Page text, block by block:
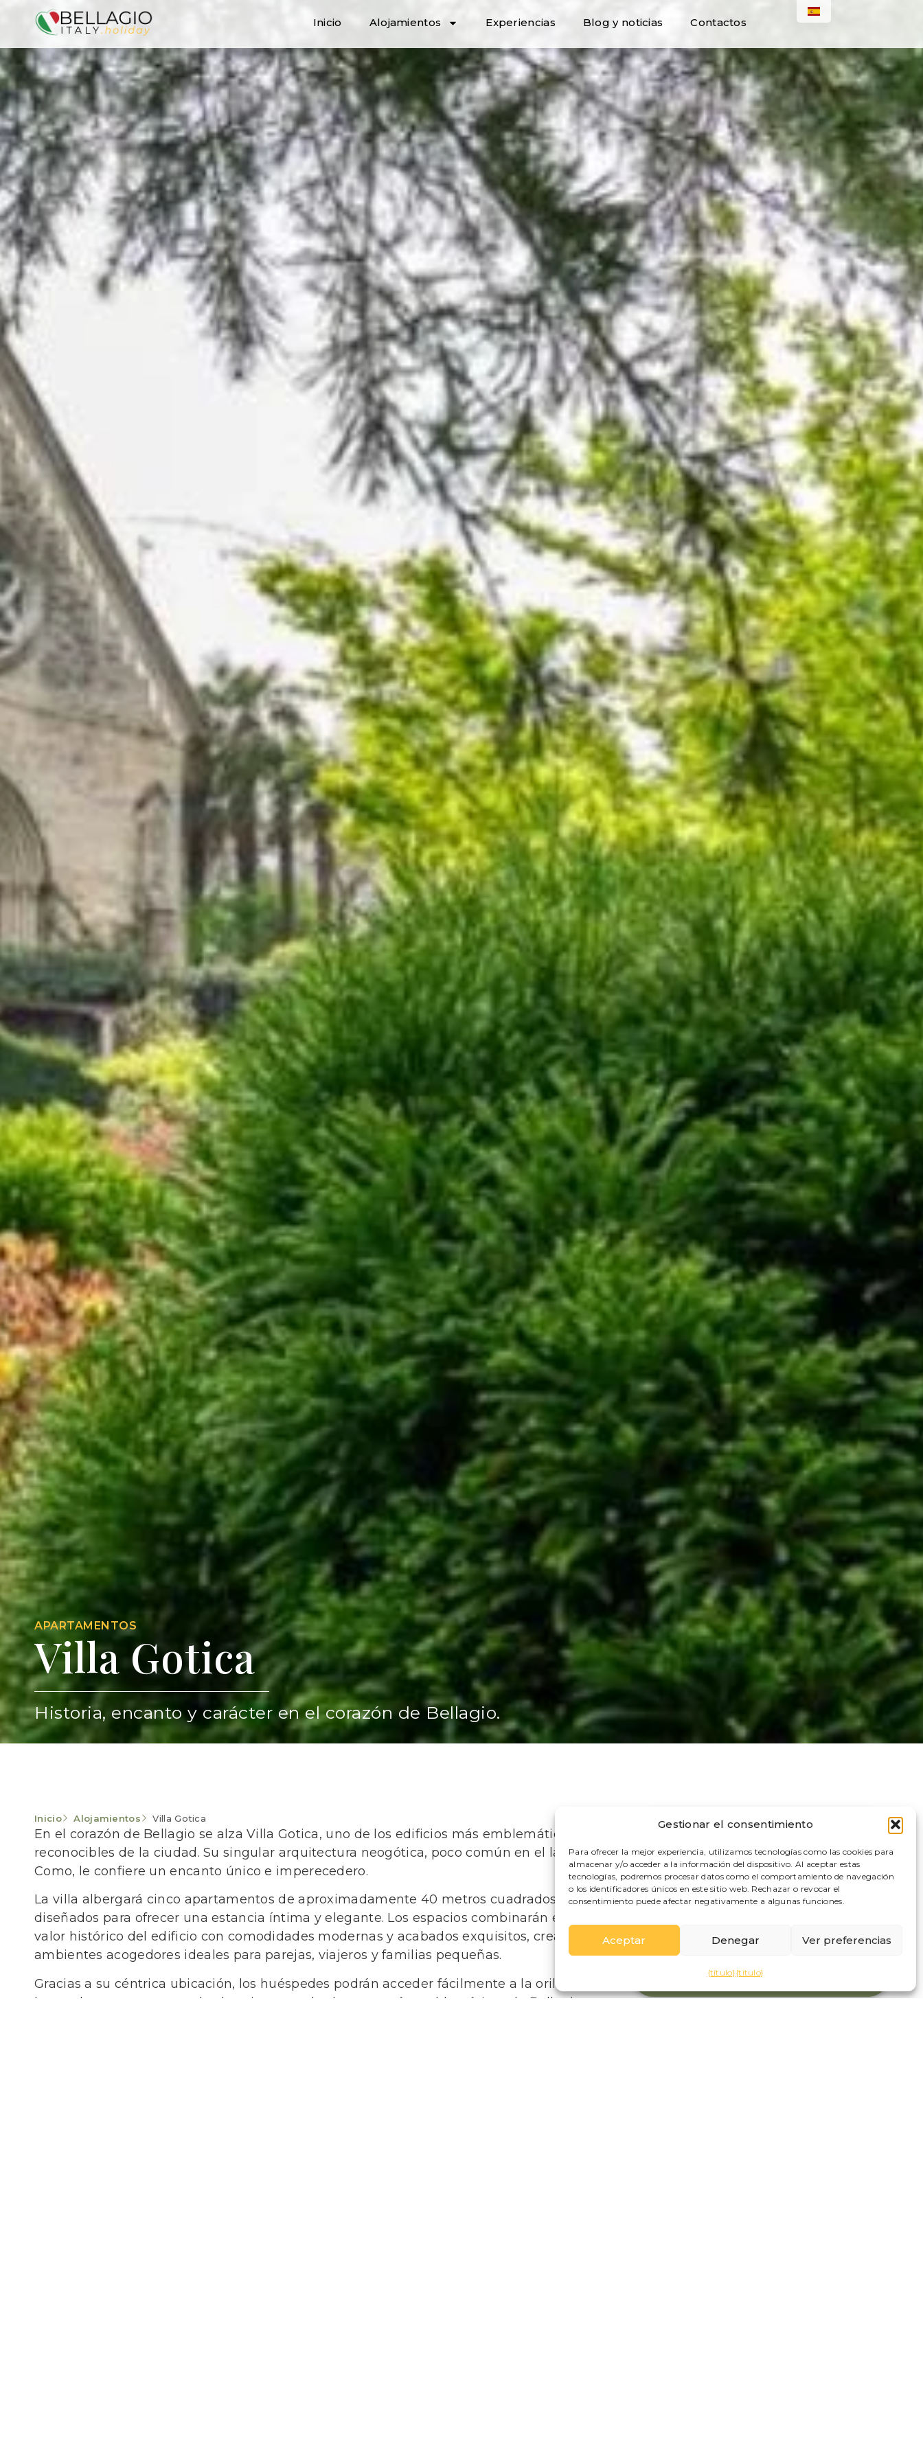
Gestionar el consentimiento
Para ofrecer la mejor experiencia, utilizamos tecnologías como las cookies para
almacenar y/o acceder a la información del dispositivo. Al aceptar estas
tecnologías, podremos procesar datos como el comportamiento de navegación
o los identificadores únicos en este sitio web. Rechazar o revocar el
consentimiento puede afectar negativamente a algunas funciones.
Aceptar Denegar Ver preferencias
{título}{título}
Inicio Alojamientos Experiencias Blog y noticias Contactos
APARTAMENTOS
Villa Gotica
Historia, encanto y carácter en el corazón de Bellagio.
Inicio Alojamientos Villa Gotica
En el corazón de Bellagio se alza Villa Gotica, uno de los edificios más emblemáticos y
reconocibles de la ciudad. Su singular arquitectura neogótica, poco común en el lago de
Como, le confiere un encanto único e imperecedero.
La villa albergará cinco apartamentos de aproximadamente 40 metros cuadrados,
diseñados para ofrecer una estancia íntima y elegante. Los espacios combinarán el
valor histórico del edificio con comodidades modernas y acabados exquisitos, creando
ambientes acogedores ideales para parejas, viajeros y familias pequeñas.
Gracias a su céntrica ubicación, los huéspedes podrán acceder fácilmente a la orilla del
lago, a los restaurantes, a las boutiques y a los lugares más emblemáticos de Bellagio,
¡Reserva directamente en nuestra página web
en el banner.